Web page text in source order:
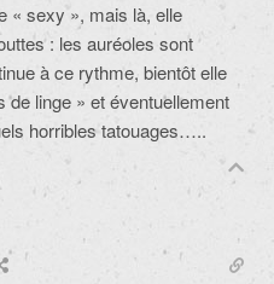
« sexy », mais là, elle
: les auréoles sont
à ce rythme, bientôt elle
de linge » et éventuellement
horribles tatouages…..